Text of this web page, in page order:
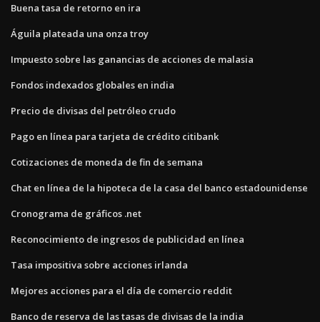
Buena tasa de retorno en ira
Águila plateada una onza troy
Impuesto sobre las ganancias de acciones de malasia
Fondos indexados globales en india
Precio de divisas del petróleo crudo
Pago en línea para tarjeta de crédito citibank
Cotizaciones de moneda de fin de semana
Chat en línea de la hipoteca de la casa del banco estadounidense
Cronograma de gráficos .net
Reconocimiento de ingresos de publicidad en línea
Tasa impositiva sobre acciones irlanda
Mejores acciones para el día de comercio reddit
Banco de reserva de las tasas de divisas de la india